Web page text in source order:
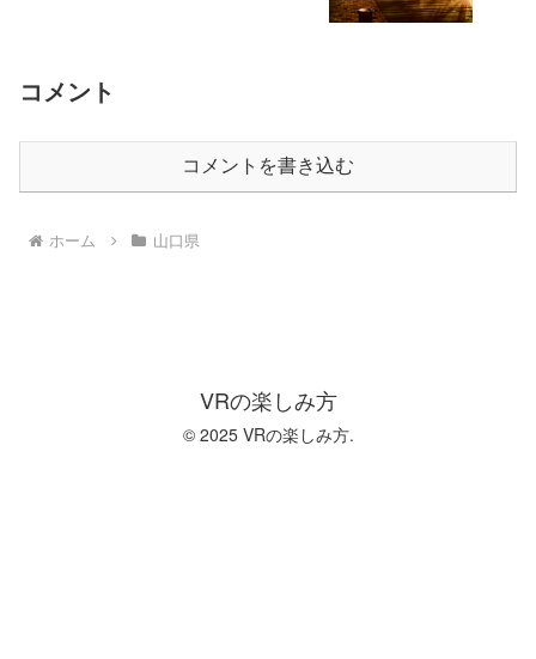
コメント
コメントを書き込む
ホーム 山口県
VRの楽しみ方
© 2025 VRの楽しみ方.